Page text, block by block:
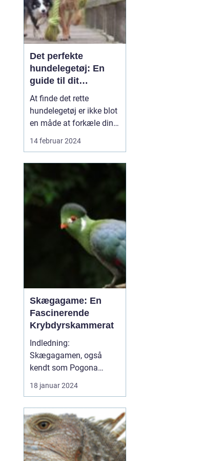
Det perfekte
hundelegetøj: En
guide til dit
kæledyrs glæde og
trivsel
At finde det rette
hundelegetøj er ikke blot
en måde at forkæle din
firbenede ven; det er en
kan stimulere hundens
intellekt, reducere stress,
fremme fysisk aktivitet
og styrke b...
14 februar 2024
Skægagame: En
Fascinerende
Krybdyrskammerat
Indledning:
Skægagamen, også
kendt som Pogona
Vitticeps, er et
fascinerende krybdyr,
popularitet blandt
dyreejere og dyreelskere.
Med sit karakteristiske
udseende og forståelige
18 januar 2024